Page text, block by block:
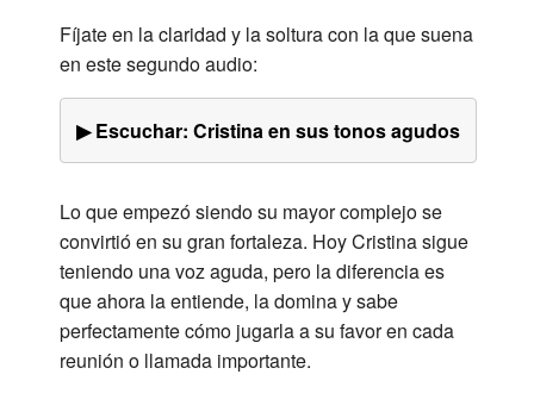
Fíjate en la claridad y la soltura con la que suena
en este segundo audio:
▶ Escuchar: Cristina en sus tonos agudos
Lo que empezó siendo su mayor complejo se
convirtió en su gran fortaleza. Hoy Cristina sigue
teniendo una voz aguda, pero la diferencia es
que ahora la entiende, la domina y sabe
perfectamente cómo jugarla a su favor en cada
reunión o llamada importante.